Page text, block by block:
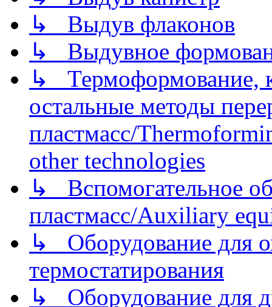
↳ Выдув флаконов
↳ Выдувное
↳ Термоформование,
остальные методы
пластмасс/
other technologies
↳ Вспомогательное
пластмасс/Auxiliary
↳ Оборудование для
термостатирования
↳ Оборудование для